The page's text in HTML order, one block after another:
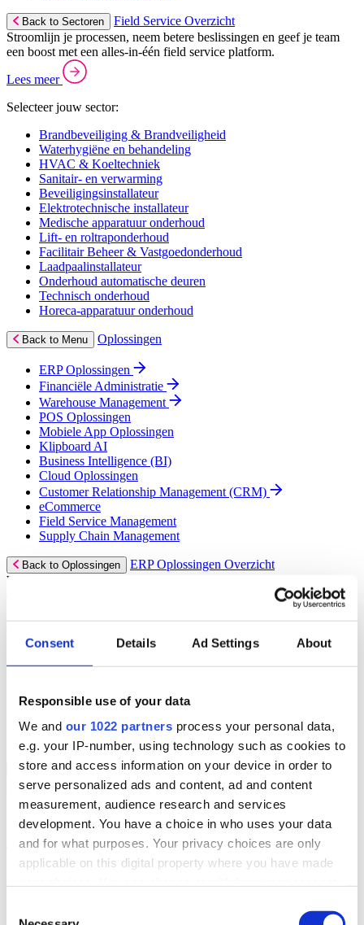
Consent Details Ad Settings About
Responsible use of your data
We and our 1022 partners process your personal data,
e.g. your IP-number, using technology such as cookies to
store and access information on your device in order to
serve personalized ads and content, ad and content
measurement, audience research and services
development. You have a choice in who uses your data
and for what purposes. Your privacy choices are only
applicable on this digital property where you have made
the Privacy trigger icon.
Back to Sectoren
Field Service Overzicht
Stroomlijn je processen, neem betere beslissingen en geef je team
een boost met een alles-in-één field service platform.
Lees meer
Selecteer jouw sector:
Brandbeveiliging & Brandveiligheid
Waterhygiëne en behandeling
HVAC & Koeltechniek
Sanitair- en verwarming
Beveiligingsinstallateur
Elektrotechnische installateur
Medische apparatuur onderhoud
Lift- en roltraponderhoud
Facilitair Beheer & Vastgoedonderhoud
Laadpaalinstallateur
Onderhoud automatische deuren
Technisch onderhoud
Horeca-apparatuur onderhoud
Back to Menu Oplossingen
ERP Oplossingen
Financiële Administratie
Warehouse Management
POS Oplossingen
Mobiele App Oplossingen
Klipboard AI
Business Intelligence (BI)
Cloud Oplossingen
Customer Relationship Management (CRM)
eCommerce
Field Service Management
Supply Chain Management
Back to Oplossingen
ERP Oplossingen Overzicht
Wij bieden een reeks ERP-oplossingen, ontwikkeld over 45 jaar
Lees meer
Branchespecifieke ERP Oplossingen
Groothandel
Verhuur
Automotive
Back to ERP Oplossingen
ERP Oplossingen Overzicht for
Groothandel
Lever slimmere service en verbeter marges met ERP-software die je
helpt bij voorraadbeheer, verkoop en service.
Lees meer:
ERP Producten voor de Groothandel